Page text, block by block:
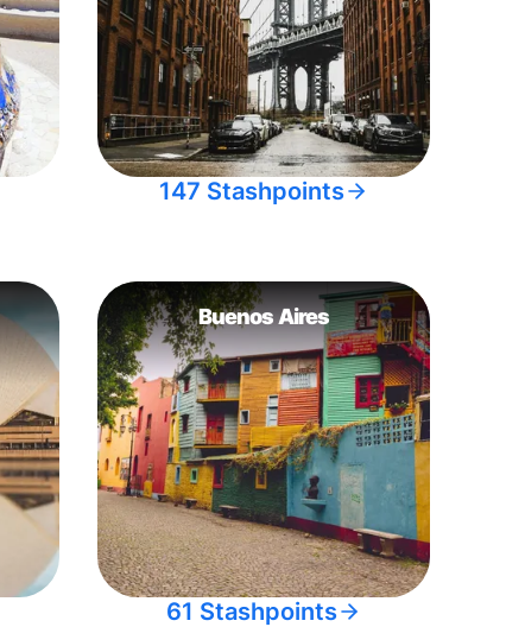
147 Stashpoints
Buenos Aires
61 Stashpoints